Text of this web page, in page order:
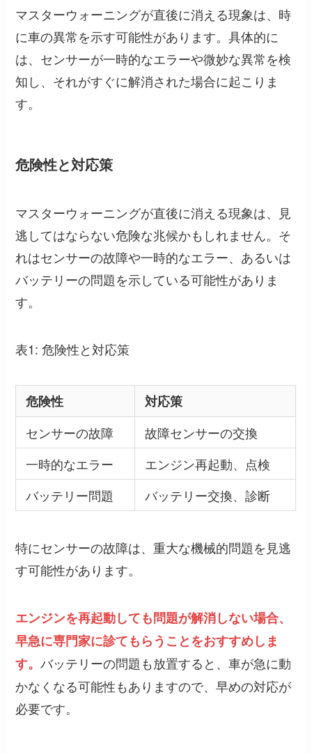
マスターウォーニングが直後に消える現象は、時
に車の異常を示す可能性があります。具体的に
は、センサーが一時的なエラーや微妙な異常を検
知し、それがすぐに解消された場合に起こりま
す。
危険性と対応策
マスターウォーニングが直後に消える現象は、見
逃してはならない危険な兆候かもしれません。そ
れはセンサーの故障や一時的なエラー、あるいは
バッテリーの問題を示している可能性がありま
す。
表1: 危険性と対応策
危険性
対応策
センサーの故障
故障センサーの交換
一時的なエラー
エンジン再起動、点検
バッテリー問題
バッテリー交換、診断
特にセンサーの故障は、重大な機械的問題を見逃
す可能性があります。
エンジンを再起動しても問題が解消しない場合、
早急に専門家に診てもらうことをおすすめしま
す。バッテリーの問題も放置すると、車が急に動
かなくなる可能性もありますので、早めの対応が
必要です。